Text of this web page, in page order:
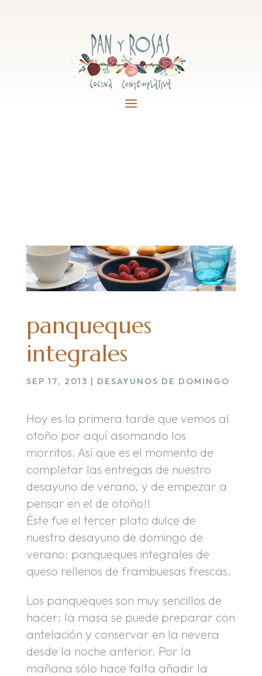
panqueques
integrales
SEP 17, 2013 | DESAYUNOS DE DOMINGO
Hoy es la primera tarde que vemos al
otoño por aquí asomando los
morritos. Así que es el momento de
completar las entregas de nuestro
desayuno de verano, y de empezar a
pensar en el de otoño!!
Éste fue el tercer plato dulce de
nuestro desayuno de domingo de
verano: panqueques integrales de
queso rellenos de frambuesas frescas.
Los panqueques son muy sencillos de
hacer: la masa se puede preparar con
antelación y conservar en la nevera
desde la noche anterior. Por la
mañana sólo hace falta añadir la